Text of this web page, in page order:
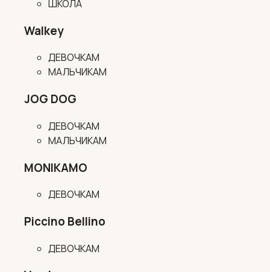
ШКОЛА
Walkey
ДЕВОЧКАМ
МАЛЬЧИКАМ
JOG DOG
ДЕВОЧКАМ
МАЛЬЧИКАМ
MONIKAMO
ДЕВОЧКАМ
Piccino Bellino
ДЕВОЧКАМ